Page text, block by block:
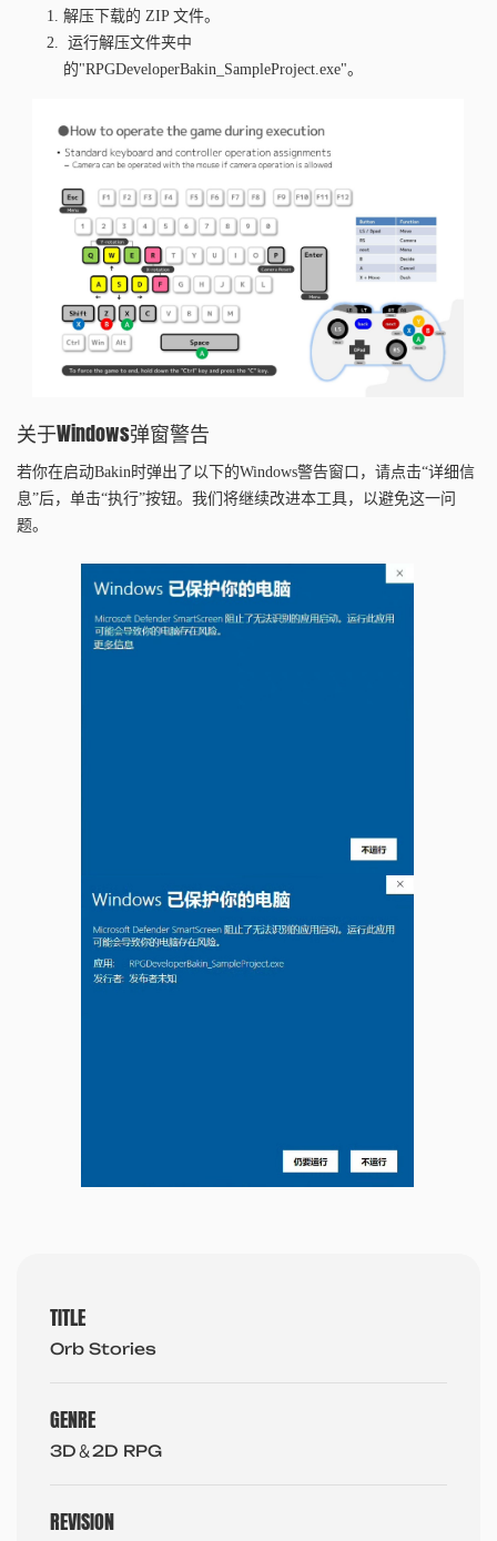
解压下载的 ZIP 文件。
运行解压文件夹中
的"RPGDeveloperBakin_SampleProject.exe"。
关于Windows弹窗警告
若你在启动Bakin时弹出了以下的Windows警告窗口，请点击“详细信
息”后，单击“执行”按钮。我们将继续改进本工具，以避免这一问
题。
TITLE
Orb Stories
GENRE
3D＆2D RPG
REVISION